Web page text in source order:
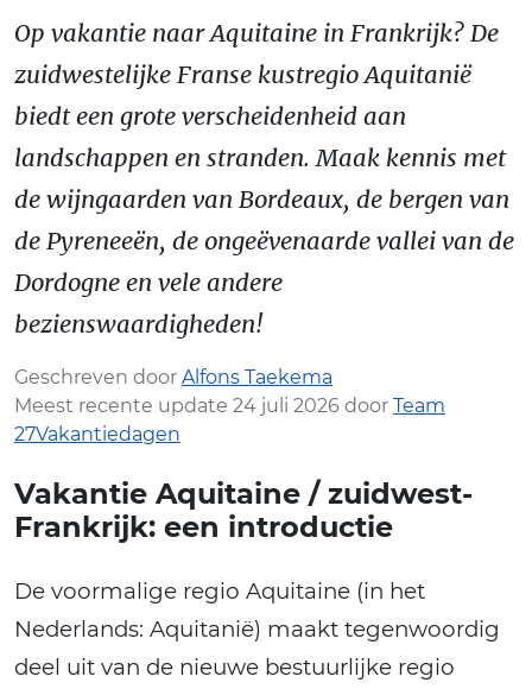
Klimaat en beste reistijd
VIDEO: Aquitaine filmpje
Aquitaine vakantie boeken – onze tips!
Meer Aquitanië reiservaringen & tips
Op vakantie naar Aquitaine in Frankrijk? De
zuidwestelijke Franse kustregio Aquitanië
biedt een grote verscheidenheid aan
landschappen en stranden. Maak kennis met
de wijngaarden van Bordeaux, de bergen van
de Pyreneeën, de ongeëvenaarde vallei van de
Dordogne en vele andere
bezienswaardigheden!
Geschreven door Alfons Taekema
Meest recente update 24 juli 2026 door Team
27Vakantiedagen
Vakantie Aquitaine / zuidwest-
Frankrijk: een introductie
De voormalige regio Aquitaine (in het
Nederlands: Aquitanië) maakt tegenwoordig
deel uit van de nieuwe bestuurlijke regio